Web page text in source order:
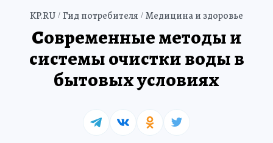
KP.RU Гид потребителя Медицина и здоровье
Современные методы и
системы очистки воды в
бытовых условиях